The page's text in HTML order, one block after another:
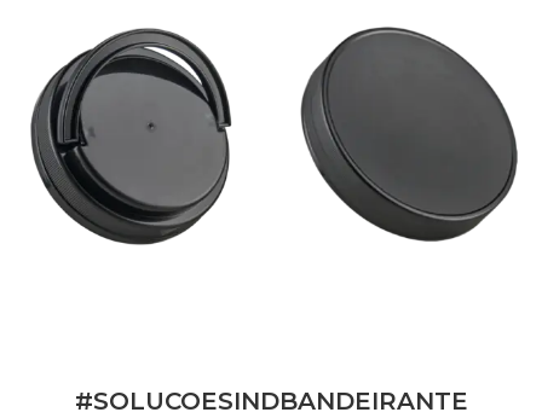
#SOLUCOESINDBANDEIRANTE